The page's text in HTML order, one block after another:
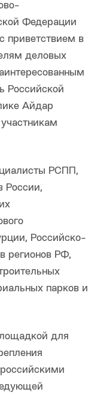
Федерации
приветствием в
деловых
Российской
Айдар
РСПП,
России,
Российско-
регионов РФ,
парков и
для